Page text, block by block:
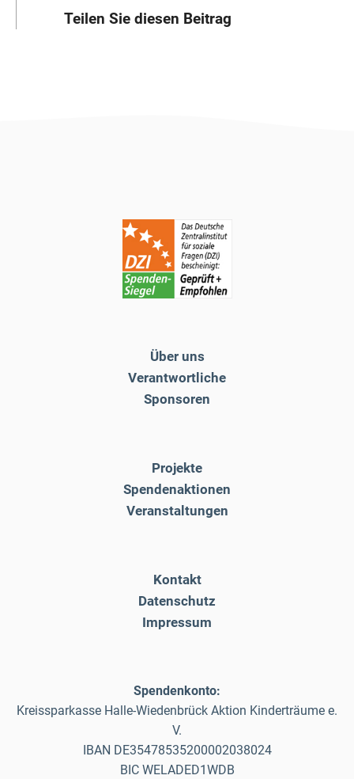
Teilen Sie diesen Beitrag
Über uns
Verantwortliche
Sponsoren
Projekte
Spendenaktionen
Veranstaltungen
Kontakt
Datenschutz
Impressum
Spendenkonto:
Kreissparkasse Halle-Wiedenbrück Aktion Kinderträume e.
V.
IBAN DE35478535200002038024
BIC WELADED1WDB